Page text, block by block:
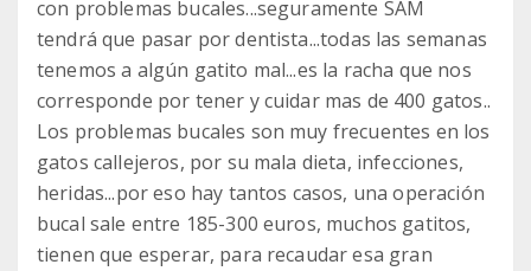
con problemas bucales...seguramente SAM
tendrá que pasar por dentista...todas las semanas
tenemos a algún gatito mal...es la racha que nos
corresponde por tener y cuidar mas de 400 gatos..
Los problemas bucales son muy frecuentes en los
gatos callejeros, por su mala dieta, infecciones,
heridas...por eso hay tantos casos, una operación
bucal sale entre 185-300 euros, muchos gatitos,
tienen que esperar, para recaudar esa gran